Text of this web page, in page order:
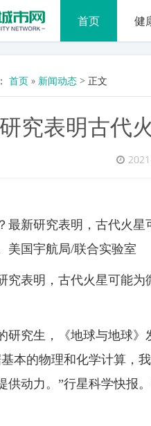
首页 健
首页 » 新闻动态 > 正文
研究表明古代
最新研究表明，古代火
美国宇航局/联合实验室
究表明，古代火星可能
研究生，《地球与地球》
本的物理和化学计算，
供动力。”行星科学快报